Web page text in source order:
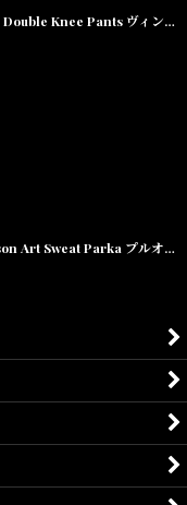
Vintage Double Knee Pants ヴィンテージ ダブルニー パンツ
× Tomason Art Sweat Parka プルオーバー スウェット フーディー